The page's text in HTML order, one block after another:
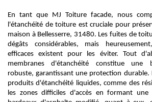
En tant que MJ Toiture facade, nous
l'étanchéité de toiture est cruciale pour
maison à Bellesserre, 31480. Les fuites de
dégâts considérables, mais
efficaces existent pour les éviter. Tout
membranes d'étanchéité constitue une
robuste, garantissant une protection durable.
produits d'étanchéité liquides, comme des
les zones difficiles d'accès en formant une